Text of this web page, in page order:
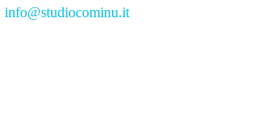
info@studiocominu.it